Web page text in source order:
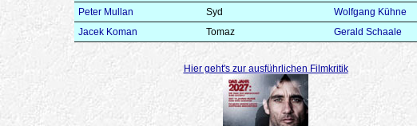
Peter Mullan
Syd
Wolfgang Kühne
Jacek Koman
Tomaz Gerald Schaale
Hier geht's zur ausführlichen Filmkritik